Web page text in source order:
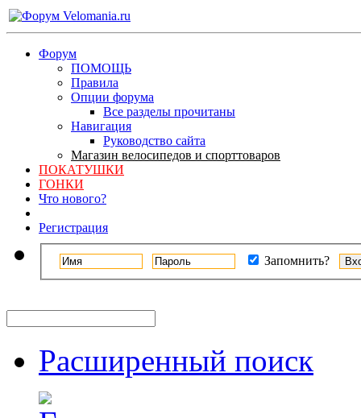
Форум
ПОМОЩЬ
Правила
Опции форума
Все разделы прочитаны
Навигация
Руководство сайта
Магазин велосипедов и спорттоваров
ПОКАТУШКИ
ГОНКИ
Что нового?
Регистрация
Запомнить?
Расширенный поиск